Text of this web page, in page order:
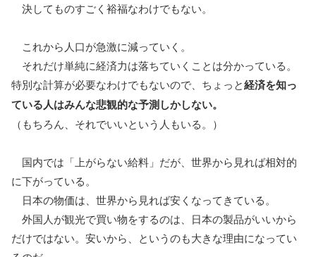
決してものすごく裕福なわけでもない。
これから人口が急激に減っていく。
それだけ単純に経済力は落ちていくことは分かっている。
特別な計算が必要なわけでもないので、ちょっと経済を知っ
ている人はみんな悲観的な予測しかしない。
（もちろん、それでいいという人もいる。）
国内では「上がらない給料」だが、世界から見れば相対的
に下がっている。
日本の物価は、世界から見れば安くなってきている。
外国人が観光で買い物をするのは、日本の製品がいいから
だけではない。安いから、というのも大きな理由になってい